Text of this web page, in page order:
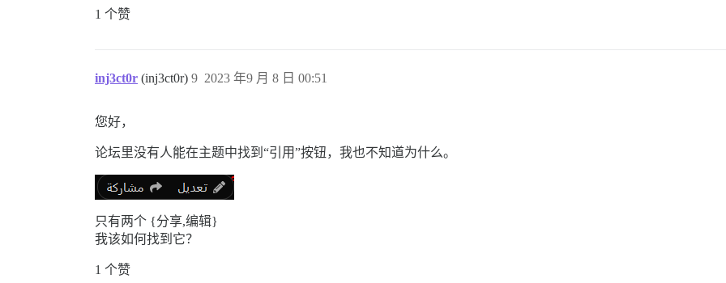
1 个赞
inj3ct0r (inj3ct0r) 2023 年9 月 8 日 00:51
9
您好，
论坛里没有人能在主题中找到“引用”按钮，我也不知道为什么。
只有两个 {分享,编辑}
我该如何找到它？
1 个赞